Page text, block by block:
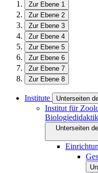
Zur Ebene 1
Zur Ebene 2
Zur Ebene 3
Zur Ebene 4
Zur Ebene 5
Zur Ebene 6
Zur Ebene 7
Zur Ebene 8
Institute Unterseiten
Institut für
Biologiedidaktik
Unterseiten